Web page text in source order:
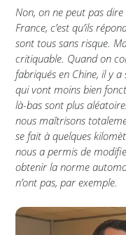
Non, on ne peut pas
France, c’est qu’ils
sont tous sans risque.
critiquable. Quand on
fabriqués en Chine, il y
qui vont moins bien
là-bas sont plus
nous maîtrisons
se fait à quelques
nous a permis de
obtenir la norme
n’ont pas, par exemple.